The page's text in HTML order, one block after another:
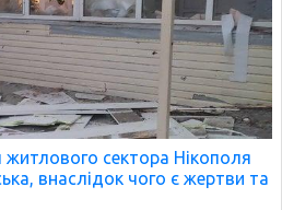
житлового сектора Нікополя
внаслідок чого є жертви та